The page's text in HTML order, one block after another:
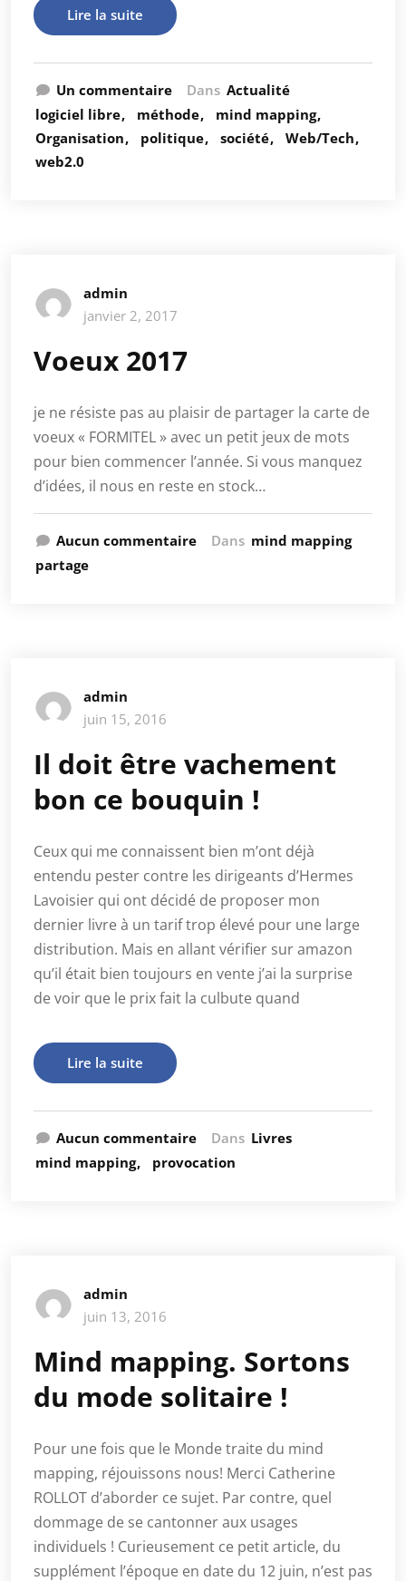
Lire la suite
Un commentaire Dans Actualité
logiciel libre
méthode
mind mapping
Organisation
politique société
Web/Tech
web2.0
admin
janvier 2, 2017
Voeux 2017
je ne résiste pas au plaisir de partager la carte de
voeux « FORMITEL » avec un petit jeux de mots
pour bien commencer l’année. Si vous manquez
d’idées, il nous en reste en stock…
Aucun commentaire Dans mind mapping
partage
admin
juin 15, 2016
Il doit être vachement
bon ce bouquin !
Ceux qui me connaissent bien m’ont déjà
entendu pester contre les dirigeants d’Hermes
Lavoisier qui ont décidé de proposer mon
dernier livre à un tarif trop élevé pour une large
distribution. Mais en allant vérifier sur amazon
qu’il était bien toujours en vente j’ai la surprise
de voir que le prix fait la culbute quand
Lire la suite
Aucun commentaire Dans Livres
mind mapping
provocation
admin
juin 13, 2016
Mind mapping. Sortons
du mode solitaire !
Pour une fois que le Monde traite du mind
mapping, réjouissons nous! Merci Catherine
ROLLOT d’aborder ce sujet. Par contre, quel
dommage de se cantonner aux usages
individuels ! Curieusement ce petit article, du
supplément l’époque en date du 12 juin, n’est pas